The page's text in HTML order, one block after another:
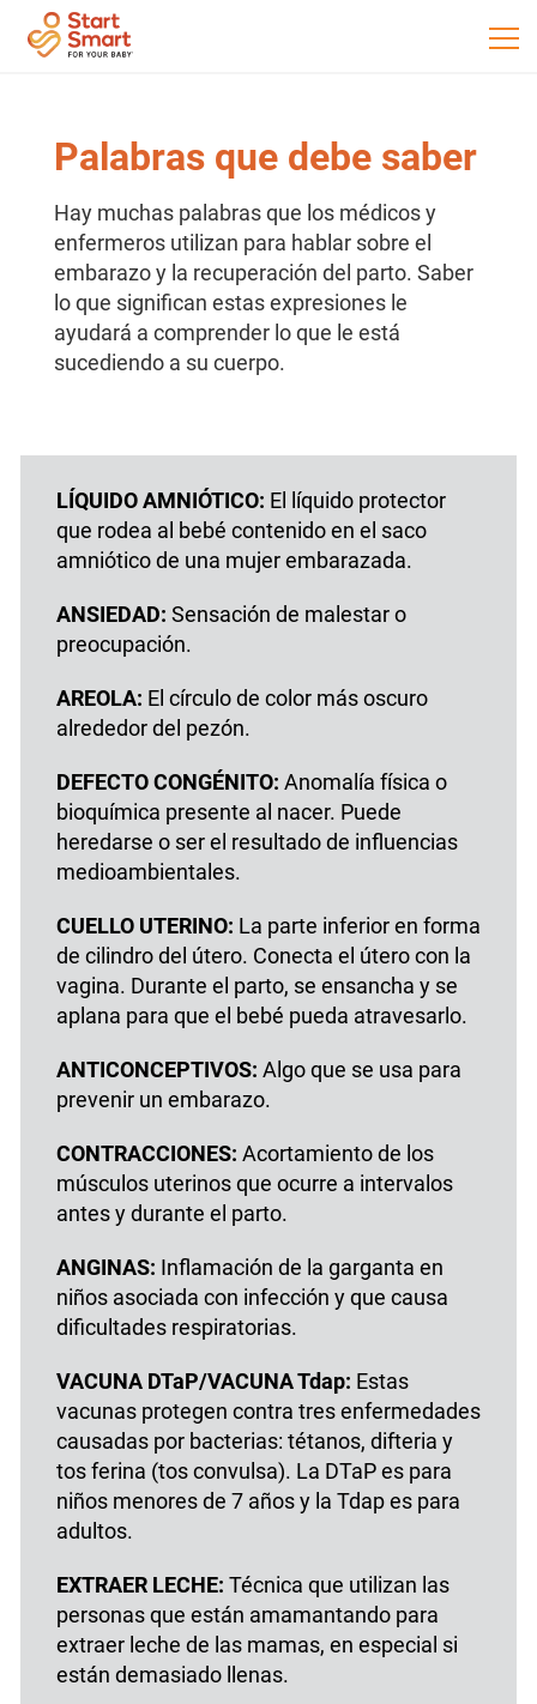
Palabras que debe saber
Hay muchas palabras que los médicos y
enfermeros utilizan para hablar sobre el
embarazo y la recuperación del parto. Saber
lo que significan estas expresiones le
ayudará a comprender lo que le está
sucediendo a su cuerpo.
LÍQUIDO AMNIÓTICO: El líquido protector
que rodea al bebé contenido en el saco
amniótico de una mujer embarazada.
ANSIEDAD: Sensación de malestar o
preocupación.
AREOLA: El círculo de color más oscuro
alrededor del pezón.
DEFECTO CONGÉNITO: Anomalía física o
bioquímica presente al nacer. Puede
heredarse o ser el resultado de influencias
medioambientales.
CUELLO UTERINO: La parte inferior en forma
de cilindro del útero. Conecta el útero con la
vagina. Durante el parto, se ensancha y se
aplana para que el bebé pueda atravesarlo.
ANTICONCEPTIVOS: Algo que se usa para
prevenir un embarazo.
CONTRACCIONES: Acortamiento de los
músculos uterinos que ocurre a intervalos
antes y durante el parto.
ANGINAS: Inflamación de la garganta en
niños asociada con infección y que causa
dificultades respiratorias.
VACUNA DTaP/VACUNA Tdap: Estas
vacunas protegen contra tres enfermedades
causadas por bacterias: tétanos, difteria y
tos ferina (tos convulsa). La DTaP es para
niños menores de 7 años y la Tdap es para
adultos.
EXTRAER LECHE: Técnica que utilizan las
personas que están amamantando para
extraer leche de las mamas, en especial si
están demasiado llenas.